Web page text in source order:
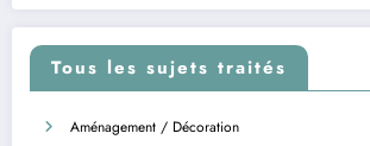
Tous les sujets traités
Aménagement / Décoration